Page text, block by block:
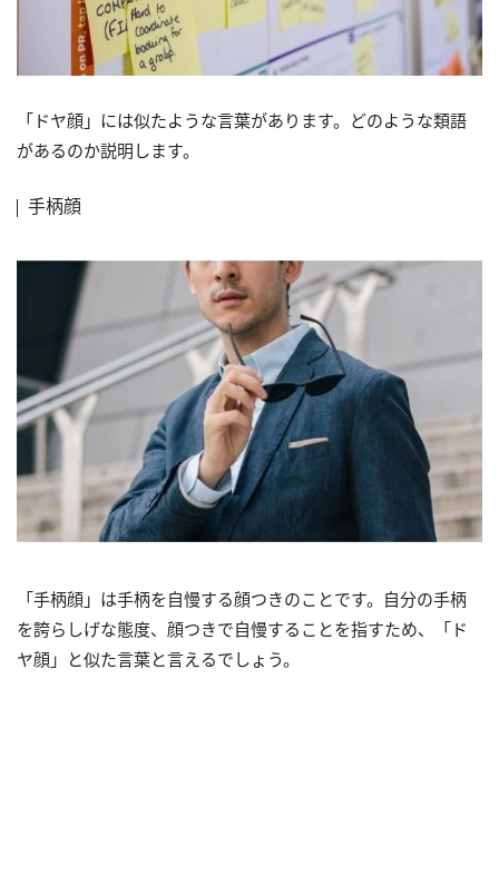
「ドヤ顔」には似たような言葉があります。どのような類語
があるのか説明します。
手柄顔
「手柄顔」は手柄を自慢する顔つきのことです。自分の手柄
を誇らしげな態度、顔つきで自慢することを指すため、「ド
ヤ顔」と似た言葉と言えるでしょう。